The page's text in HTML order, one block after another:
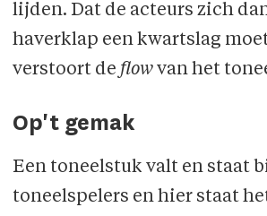
lijden. Dat de acteurs zich
haverklap een kwartslag
verstoort de flow van het
Op't gemak
Een toneelstuk valt en staat
toneelspelers en hier staat